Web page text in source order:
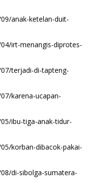
anak-ketelan-duit-
irt-menangis-diprotes-
terjadi-di-tapteng-
karena-ucapan-
ibu-tiga-anak-tidur-
korban-dibacok-pakai-
di-sibolga-sumatera-